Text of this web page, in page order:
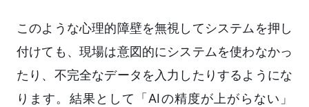
このような心理的障壁を無視してシステムを押し
付けても、現場は意図的にシステムを使わなかっ
たり、不完全なデータを入力したりするようにな
ります。結果として「AIの精度が上がらない」